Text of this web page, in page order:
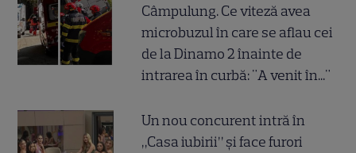
Câmpulung. Ce viteză avea
microbuzul în care se aflau cei
de la Dinamo 2 înainte de
intrarea în curbă: "A venit în..."
Un nou concurent intră în
„Casa iubirii” și face furori